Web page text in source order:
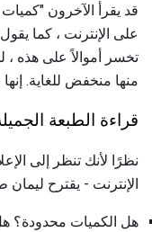
قد يقرأ الآخرون
على الإنترنت ، كما
تخسر أموالاً على هذه
منها منخفض للغاية.
قراءة الطبعة
نظرًا لأنك تنظر إلى
الإنترنت - يقترح ليمان
هل الكميات محدودة؟